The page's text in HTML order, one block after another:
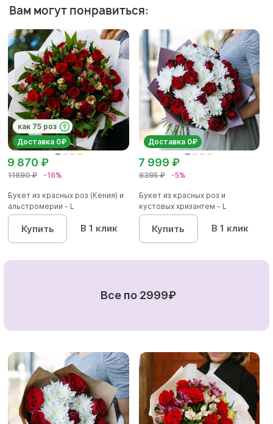
Вам могут понравиться:
как 75 роз
Доставка 0₽
11690 ₽ -16%
9 870 ₽
Букет из красных роз (Кения) и
альстромерии - L
Купить В 1 клик
Доставка 0₽
8395 ₽ -5%
7 999 ₽
Букет из красных роз и
кустовых хризантем - L
Купить В 1 клик
Все по 2999₽